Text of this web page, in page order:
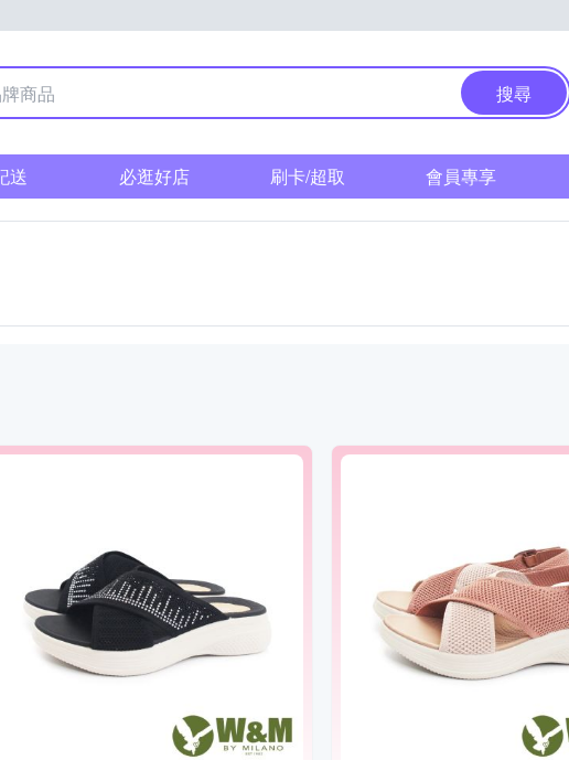
搜尋
送 必逛好店 刷卡/超取 會員專享